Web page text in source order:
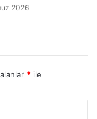
2026
* ile